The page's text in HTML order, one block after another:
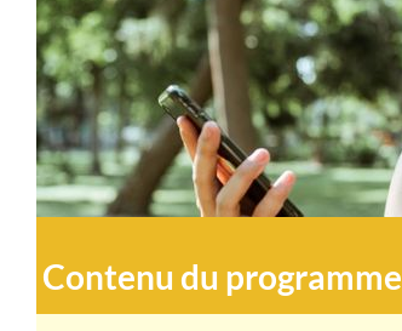
Contenu du programme